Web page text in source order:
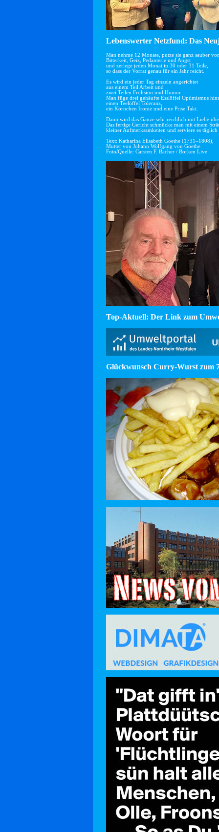
Lebenswerter Netzfund: Das
Man nehme 12 Monate, putze sie ganz sauber
Bitterkeit, Geiz, Pedanterie und Angst
und zerlege jeden Monat in 30 oder 31 Teile,
so dass der Vorrat genau für ein Jahr reicht.
Es wird ein jeder Tag einzeln angerichtet
aus einem Teil Arbeit und
zwei Teilen Frohsinn und Humor.
Man füge drei gehäufte Esslöffel Optimismus
einen Teelöffel Toleranz,
ein Körnchen Ironie und eine Prise Takt.
Dann wird das Ganze sehr reichlich mit Liebe
Das fertige Gericht schmücke man mit einem
kleiner Aufmerksamkeiten und serviere es
Text: Katharina Elisabeth Goethe (1731–1808),
Mutter von Johann Wolfgang von Goethe
Foto/Quelle: Carsten F. Bacher / Borken Live
Top-Aktuell: Der Link zum
Glückwunsch Curry-Wurst zum